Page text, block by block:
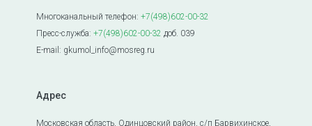
Многоканальный телефон:+7(498)602-00-32
Пресс-служба:+7(498)602-00-32 доб. 039
E-mail: gkumol_info@mosreg.ru
Адрес
Московская область, Одинцовский район, с/п Барвихинское,